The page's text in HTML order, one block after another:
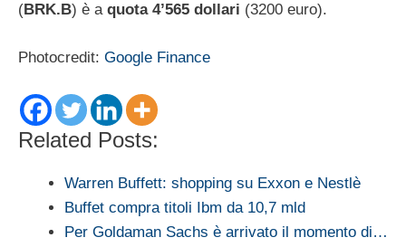
(BRK.B) è aquota 4’565 dollari (3200 euro).
Photocredit: Google Finance
Related Posts:
Warren Buffett: shopping su Exxon e Nestlè
Buffet compra titoli Ibm da 10,7 mld
Per Goldaman Sachs è arrivato il momento di…